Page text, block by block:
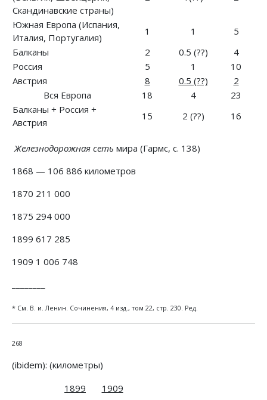
Скандинавские страны)
Южная Европа (Испания,
Италия, Португалия)
1 1
5
Балканы
2 0.5 (??)
4
Россия
5 1
10
Австрия
8 0.5 (??)
2
Вся Европа
18 4
23
Балканы + Россия +
Австрия
15 2 (??) 16
Железнодорожная сеть мира (Гармс, с. 138)
1868 — 106 886 километров
1870 211 000
1875 294 000
1899 617 285
1909 1 006 748
* См. В. и. Ленин. Сочинения, 4 изд., том 22, стр. 230. Ред.
268
(ibidem): (километры)
1899
1909